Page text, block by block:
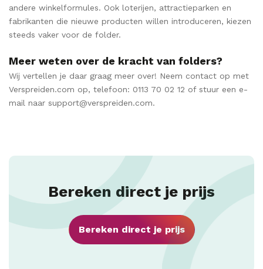
andere winkelformules. Ook loterijen, attractieparken en
fabrikanten die nieuwe producten willen introduceren, kiezen
steeds vaker voor de folder.
Meer weten over de kracht van folders?
Wij vertellen je daar graag meer over! Neem contact op met
Verspreiden.com op, telefoon: 0113 70 02 12 of stuur een e-
mail naar support@verspreiden.com.
Bereken direct je prijs
Bereken direct je prijs